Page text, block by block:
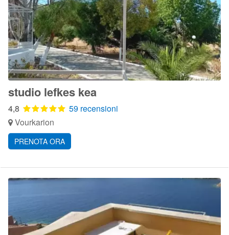
studio lefkes kea
4,8
59 recensioni
Vourkarion
PRENOTA ORA